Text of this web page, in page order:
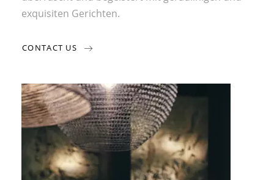
exquisiten Gerichten.
CONTACT US